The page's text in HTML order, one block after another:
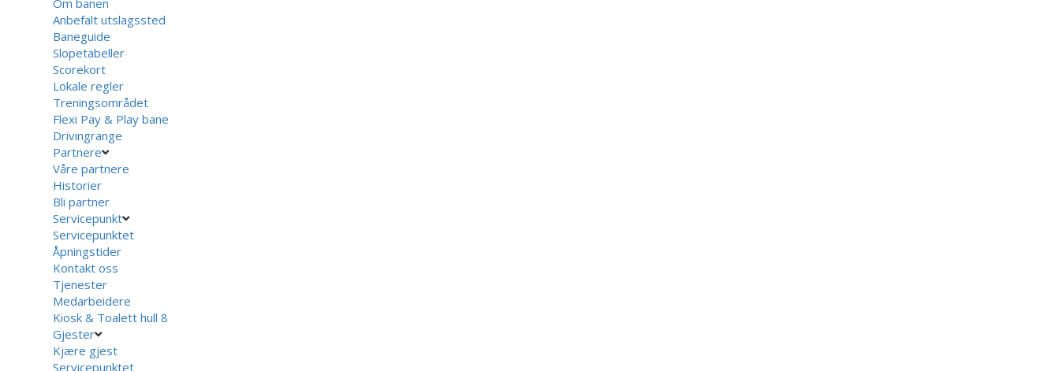
Anbefalt utslagssted
Baneguide
Slopetabeller
Scorekort
Lokale regler
Treningsområdet
Flexi Pay & Play bane
Drivingrange
Partnere
Våre partnere
Historier
Bli partner
Servicepunkt
Servicepunktet
Åpningstider
Kontakt oss
Tjenester
Medarbeidere
Kiosk & Toalett hull 8
Gjester
Kjære gjest
Servicepunktet